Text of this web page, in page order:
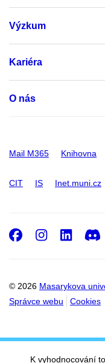
Výzkum
Kariéra
O nás
Mail M365 Knihovna
CIT IS Inet.muni.cz
© 2026 Masarykova
Správce webu
Cookies
Facebook
K vyhodnocování